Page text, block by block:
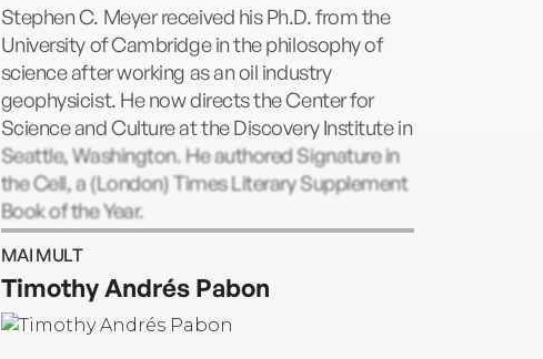
Stephen C. Meyer received his Ph.D. from the
University of Cambridge in the philosophy of
science after working as an oil industry
geophysicist. He now directs the Center for
Science and Culture at the Discovery Institute in
Seattle, Washington. He authored Signature in
the Cell, a (London) Times Literary Supplement
Book of the Year.
MAI MULT
Timothy Andrés Pabon